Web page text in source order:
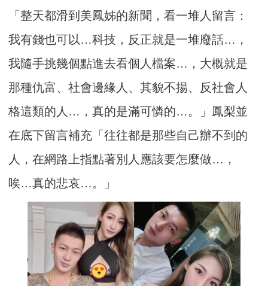
「整天都滑到美鳳姊的新聞，看一堆人留言：
我有錢也可以…科技，反正就是一堆廢話…，
我隨手挑幾個點進去看個人檔案…，大概就是
那種仇富、社會邊緣人、其貌不揚、反社會人
格這類的人…，真的是滿可憐的…。」鳳梨並
在底下留言補充「往往都是那些自己辦不到的
人，在網路上指點著別人應該要怎麼做…，
唉…真的悲哀…。」